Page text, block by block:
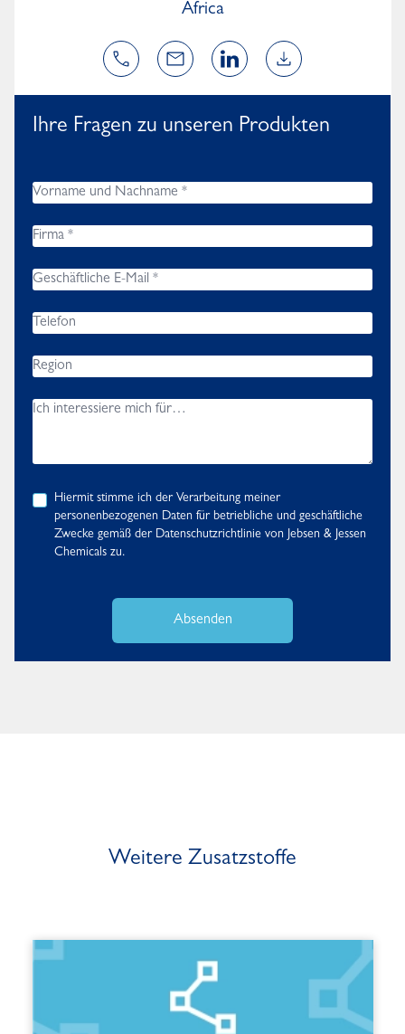
Africa
Ihre Fragen zu unseren Produkten
Hiermit stimme ich der Verarbeitung meiner
personenbezogenen Daten für betriebliche und geschäftliche
Zwecke gemäß der Datenschutzrichtlinie von Jebsen & Jessen
Chemicals zu.
Absenden
Weitere Zusatzstoffe